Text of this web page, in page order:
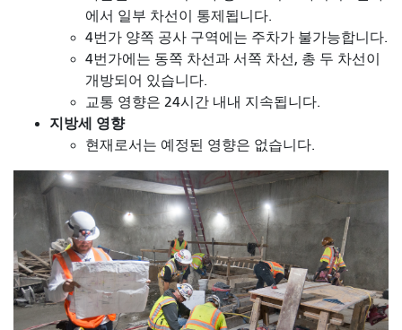
에서 일부 차선이 통제됩니다.
4번가 양쪽 공사 구역에는 주차가 불가능합니다.
4번가에는 동쪽 차선과 서쪽 차선, 총 두 차선이
개방되어 있습니다.
교통 영향은 24시간 내내 지속됩니다.
지방세 영향
현재로서는 예정된 영향은 없습니다.